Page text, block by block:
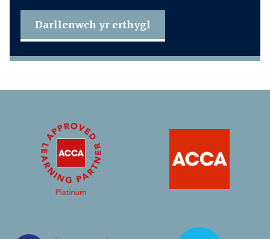
Darllenwch yr erthygl